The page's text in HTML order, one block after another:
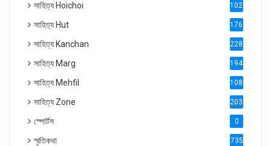
সাহিত্য Hoichoi 1027
সাহিত্য Hut 1769
সাহিত্য Kanchan 2287
সাহিত্য Marg 1947
সাহিত্য Mehfil 1088
সাহিত্য Zone 2035
স্পোর্টস 0
স্মৃতিকথা 735